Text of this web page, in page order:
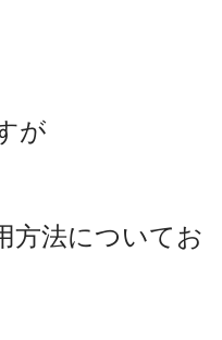
が
方法についてお